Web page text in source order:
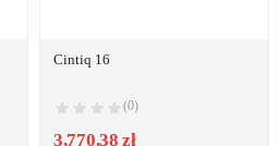
Cintiq 16
(0)
3,770.38 zł